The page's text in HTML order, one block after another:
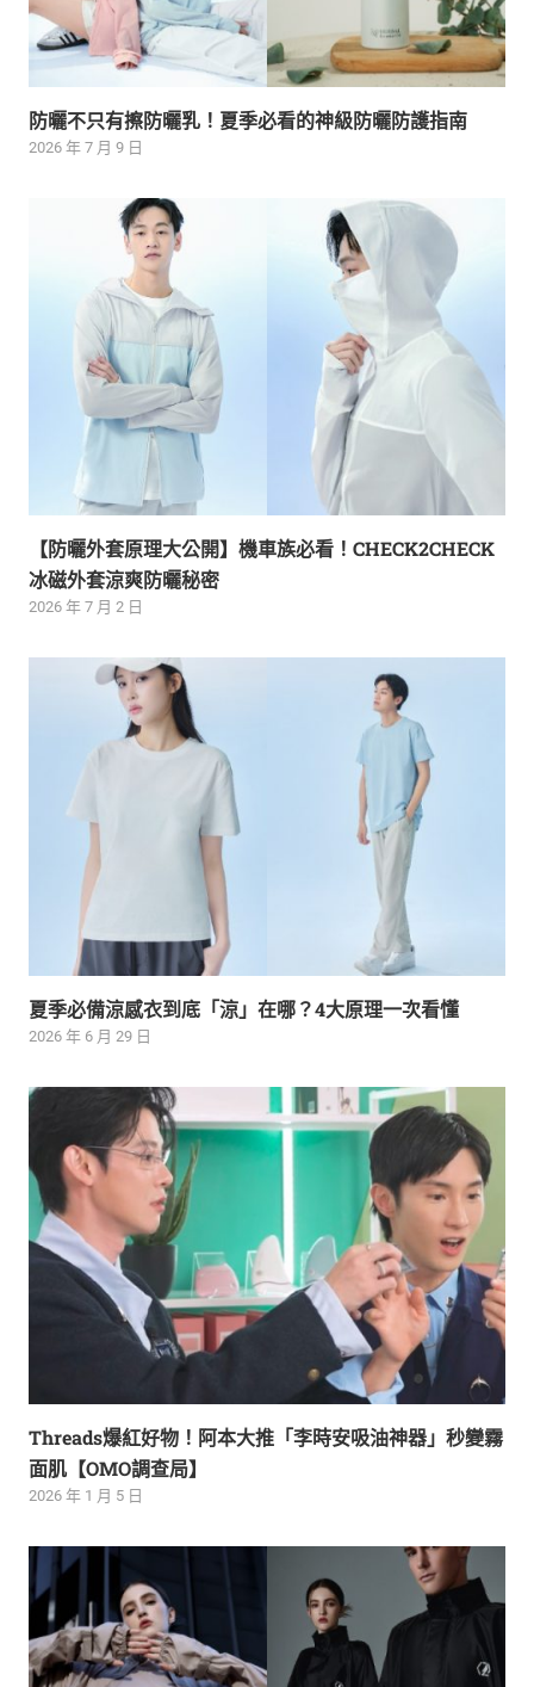
防曬不只有擦防曬乳！夏季必看的神級防曬防護指南
2026 年 7 月 9 日
【防曬外套原理大公開】機車族必看！CHECK2CHECK
冰磁外套涼爽防曬秘密
2026 年 7 月 2 日
夏季必備涼感衣到底「涼」在哪？4大原理一次看懂
2026 年 6 月 29 日
Threads爆紅好物！阿本大推「李時安吸油神器」秒變霧
面肌【OMO調查局】
2026 年 1 月 5 日